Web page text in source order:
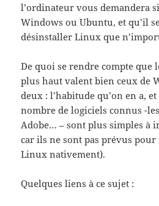
l’ordinateur vous demandera
Windows ou Ubuntu, et qu’il
désinstaller Linux que
De quoi se rendre compte que
plus haut valent bien ceux de
deux : l’habitude qu’on en a,
nombre de logiciels connus -
Adobe… – sont plus simples à
car ils ne sont pas prévus
Linux nativement).
Quelques liens à ce sujet :